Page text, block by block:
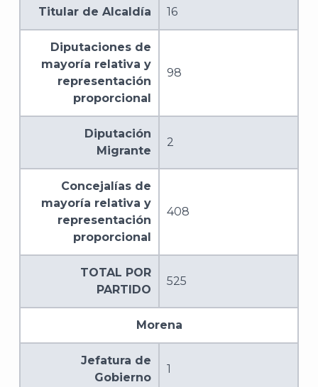
Titular de Alcaldía 16
Diputaciones de
mayoría relativa y
representación
proporcional
98
Diputación
Migrante
2
Concejalías de
mayoría relativa y
representación
proporcional
408
TOTAL POR
PARTIDO
525
Morena
Jefatura de
Gobierno
1